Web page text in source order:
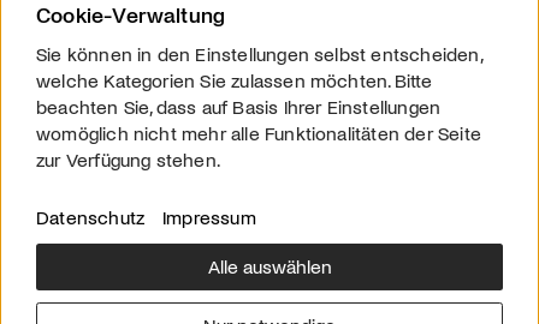
Über uns
Downloads
Impressum
Cookie-Verwaltung
Sie können in den Einstellungen selbst entscheiden,
welche Kategorien Sie zulassen möchten. Bitte
beachten Sie, dass auf Basis Ihrer Einstellungen
womöglich nicht mehr alle Funktionalitäten der Seite
zur Verfügung stehen.
Datenschutz Impressum
Alle auswählen